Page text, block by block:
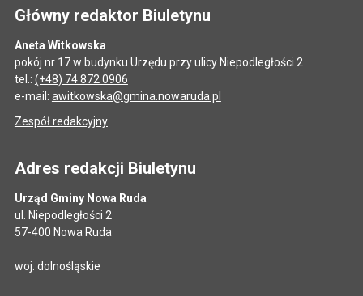
Główny redaktor Biuletynu
Aneta Witkowska
pokój nr 17 w budynku Urzędu przy ulicy Niepodległości 2
tel.: (+48) 74 872 0906
e-mail: awitkowska@gmina.nowaruda.pl
Zespół redakcyjny
Adres redakcji Biuletynu
Urząd Gminy Nowa Ruda
ul. Niepodległości 2
57-400 Nowa Ruda
woj. dolnośląskie